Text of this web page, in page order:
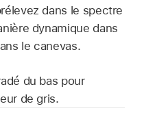
dans le spectre
dynamique dans
le canevas.
du bas pour
de gris.